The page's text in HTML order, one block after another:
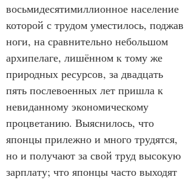
восьмидесятимиллионное население
которой с трудом уместилось, поджав
ноги, на сравнительно небольшом
архипелаге, лишённом к тому же
природных ресурсов, за двадцать
пять послевоенных лет пришла к
невиданному экономическому
процветанию. Выяснилось, что
японцы прилежно и много трудятся,
но и получают за свой труд высокую
зарплату; что японцы часто выходят